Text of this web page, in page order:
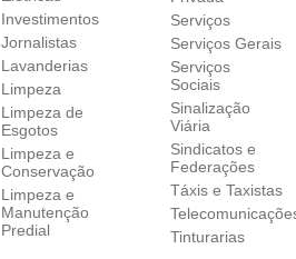
Investimentos
Jornalistas
Lavanderias
Limpeza
Limpeza de
Esgotos
Limpeza e
Conservação
Limpeza e
Manutenção
Predial
Serviços
Serviços Gerais
Serviços
Sociais
Sinalização
Viária
Sindicatos e
Federações
Táxis e Taxistas
Tinturarias